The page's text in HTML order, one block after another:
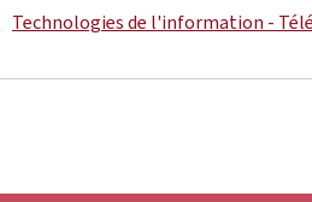
Technologies de l'information -